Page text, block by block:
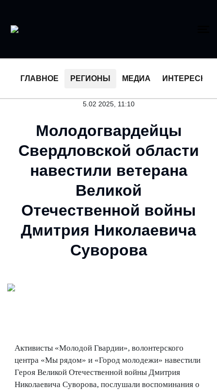
ГЛАВНОЕ РЕГИОНЫ МЕДИА ИНТЕРЕСНОЕ
5.02 2025, 11:10
Молодогвардейцы
Свердловской области
навестили ветерана
Великой
Отечественной войны
Дмитрия Николаевича
Суворова
Активисты «Молодой Гвардии», волонтерского
центра «Мы рядом» и «Город молодежи» навестили
Героя Великой Отечественной войны Дмитрия
Николаевича Суворова, послушали воспоминания о